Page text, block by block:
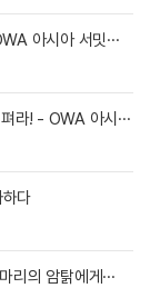
아시아 서밋···
라! - OWA 아시···
다
의 암탉에게···